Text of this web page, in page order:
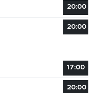
20:00
20:00
17:00
20:00